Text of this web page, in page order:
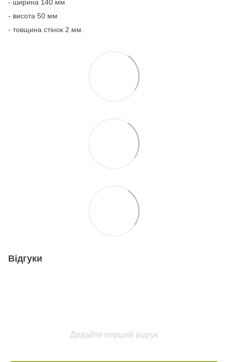
- ширина 140 мм
- висота 50 мм
- товщина стінок 2 мм.
Відгуки
Додайте перший відгук